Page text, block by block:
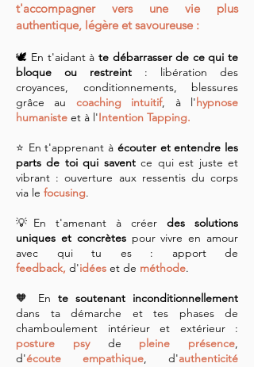
t'accompagner vers une vie plus
authentique, légère et savoureuse :
🕊️ En t'aidant à te débarrasserde ce qui te
bloque ou restreint : libération des
croyances, conditionnements, blessures
grâce au coaching intuitif, à l'hypnose
humaniste et à l'Intention Tapping.
⭐ En t'apprenant à écouter et entendre les
parts de toi qui saventce qui est juste et
vibrant : ouverture aux ressentis du corps
via le focusing.
💡En t'amenant à créer des solutions
uniques et concrètes pour vivre en amour
avec qui tu es: apport de
feedback, d'idées et de méthode.
🧡 En te soutenant inconditionnellement
dans ta démarche et tes phases de
chamboulement intérieur et extérieur :
posture psyde pleine présence,
d'écoute empathique, d'authenticité